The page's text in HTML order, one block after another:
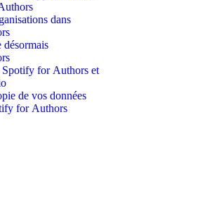
dans
désormais
Spotify for Authors et
de vos données
for Authors